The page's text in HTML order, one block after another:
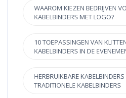
WAAROM KIEZEN BEDRIJVEN
KABELBINDERS MET LOGO?
10 TOEPASSINGEN VAN
KABELBINDERS IN DE
HERBRUIKBARE
TRADITIONELE KABELBINDERS